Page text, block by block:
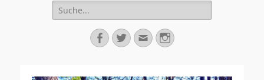
Suche
für:
Facebook
TwitterEmailInstagram